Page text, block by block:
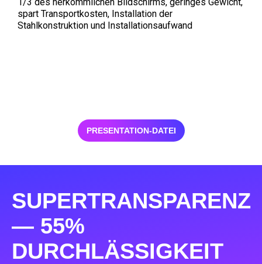
spart Transportkosten, Installation der
Stahlkonstruktion und Installationsaufwand
PRESENTATION-DATEI
SUPERTRANSPARENZ
— 55%
DURCHLÄSSIGKEIT